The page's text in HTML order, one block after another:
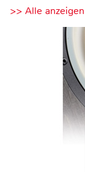
>> Alle anzeigen